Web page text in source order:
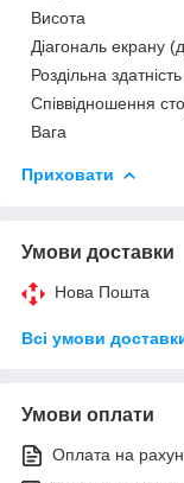
Висота
Діагональ екрану
Роздільна
Співвідношення
Вага
Приховати
Умови доставки
Нова Пошта
Всі умови
Умови оплати
Оплата на